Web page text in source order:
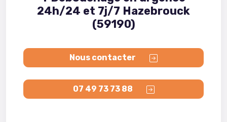
24h/24 et 7j/7 Hazebrouck
(59190)
Nous contacter
07 49 73 73 88